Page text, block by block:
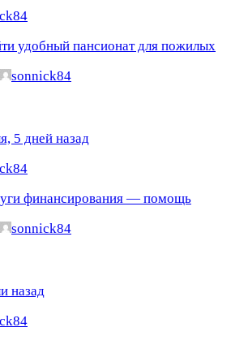
удобный пансионат для пожилых
sonnick84
5 дней назад
финансирования — помощь
sonnick84
назад